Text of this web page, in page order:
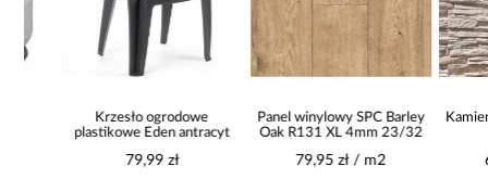
Krzesło ogrodowe
plastikowe Eden antracyt
79,99 zł
Panel winylowy SPC Barley
Oak R131 XL 4mm 23/32
79,95 zł / m2
Kamień